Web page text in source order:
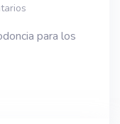
para los